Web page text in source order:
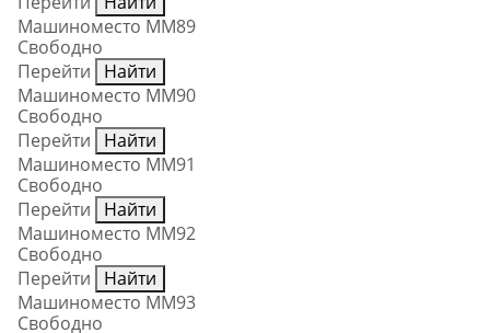
Машиноместо ММ89
Свободно
Перейти
Найти
Машиноместо ММ90
Свободно
Перейти
Найти
Машиноместо ММ91
Свободно
Перейти
Найти
Машиноместо ММ92
Свободно
Перейти
Найти
Машиноместо ММ93
Свободно